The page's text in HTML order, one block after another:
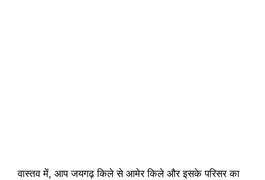
वास्तव में, आप जयगढ़ किले से आमेर किले और इसके परिसर का